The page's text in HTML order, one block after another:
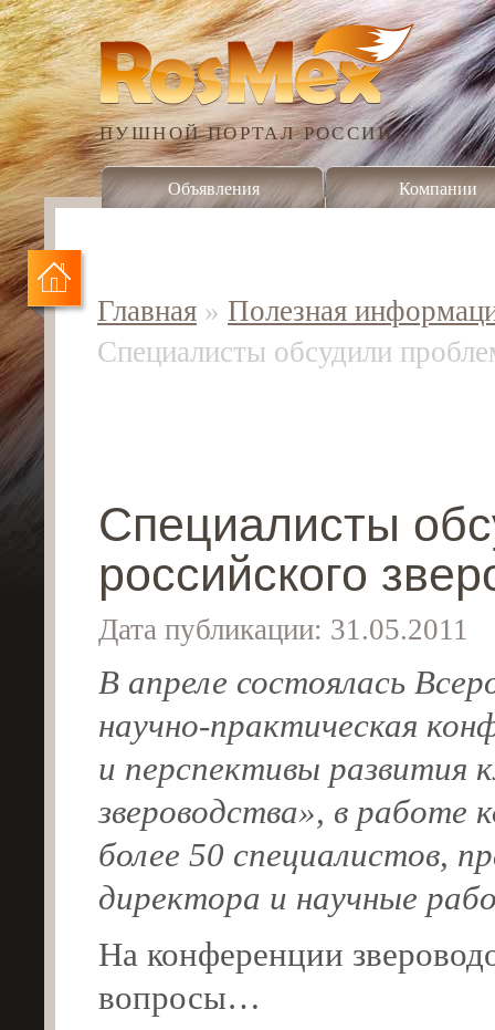
ПУШНОЙ ПОРТАЛ РОССИИ
Объявления Компании
Главная » Полезная
Специалисты обсудили
Специалисты
российского
Дата публикации: 31.05.2011
В апреле состоялась
научно-практическая
и перспективы развития
звероводства», в работе
более 50 специалистов,
директора и научные
На конференции
вопросы…